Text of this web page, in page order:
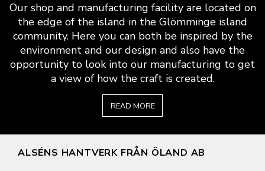
Our shop and manufacturing facility are located on
the edge of the island in the Glömminge island
community. Here you can both be inspired by the
environment and our design and also have the
opportunity to look into our manufacturing to get
a view of how the craft is created.
READ MORE
ALSÉNS HANTVERK FRÅN ÖLAND AB